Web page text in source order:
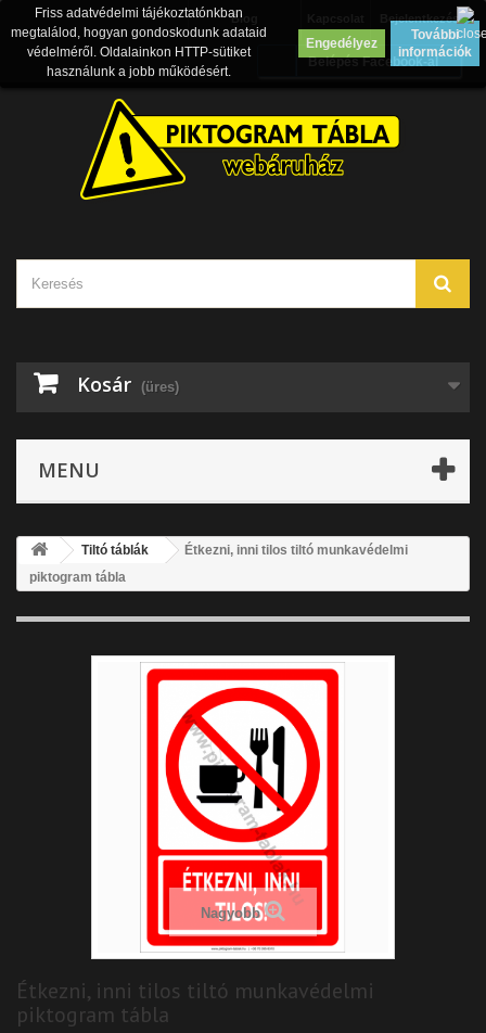
Bejelentkezés
Blog
Belépés Facebook-al
Kosár (üres)
MENU
Friss adatvédelmi tájékoztatónkban
megtalálod, hogyan gondoskodunk adataid
védelméről. Oldalainkon HTTP-sütiket
használunk a jobb működésért.
Engedélyez
További
információk
Tiltó táblák
Étkezni, inni tilos tiltó munkavédelmi
piktogram tábla
Nagyobb
Étkezni, inni tilos tiltó munkavédelmi
piktogram tábla